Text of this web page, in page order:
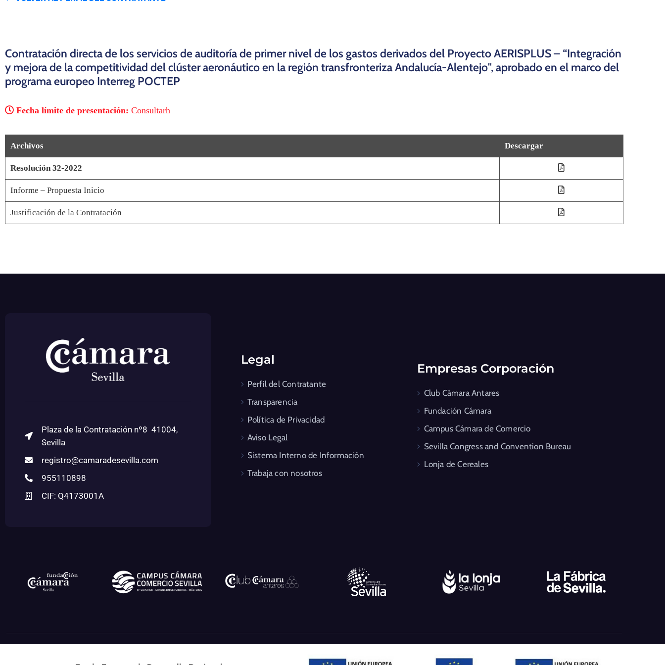
Contratación directa de los servicios de auditoría de primer nivel de los gastos derivados del Proyecto AERISPLUS – “Integración
y mejora de la competitividad del clúster aeronáutico en la región transfronteriza Andalucía-Alentejo", aprobado en el marco del
programa europeo Interreg POCTEP
Fecha límite de presentación: Consultarh
Archivos Descargar
Resolución 32-2022
Informe – Propuesta Inicio
Justificación de la Contratación
Plaza de la Contratación nº8 41004,
Sevilla
registro@camaradesevilla.com
955110898
CIF: Q4173001A
Legal
Perfil del Contratante
Transparencia
Política de Privacidad
Aviso Legal
Sistema Interno de Información
Trabaja con nosotros
Empresas Corporación
Club Cámara Antares
Fundación Cámara
Campus Cámara de Comercio
Sevilla Congress and Convention Bureau
Lonja de Cereales